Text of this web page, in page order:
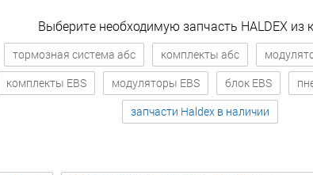
Выберите необходимую запчасть HALDEX из
тормозная система абс комплекты абс
комплекты EBS модуляторы EBS блок EBS
запчасти Haldex в наличии